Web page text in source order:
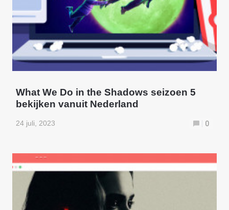
What We Do in the Shadows seizoen 5
bekijken vanuit Nederland
24 juli, 2023 0